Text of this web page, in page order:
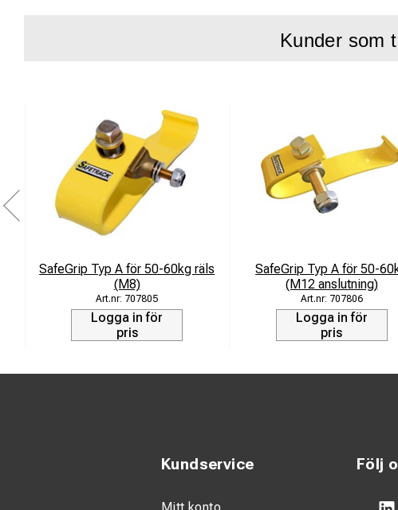
Kunder som
SafeGrip Typ A för 50-60kg räls
(M8)
707805
Logga in för
pris
SafeGrip Typ A för 50-
(M12 anslutning)
707806
Logga in för
pris
Följ
Kundservice
Mitt konto